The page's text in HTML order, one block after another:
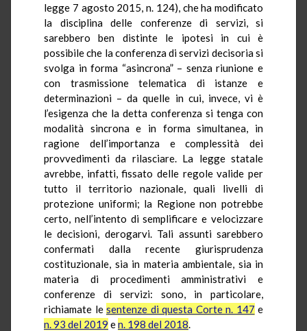
legge 7 agosto 2015, n. 124), che ha modificato
la disciplina delle conferenze di servizi, si
sarebbero ben distinte le ipotesi in cui è
possibile che la conferenza di servizi decisoria si
svolga in forma “asincrona” – senza riunione e
con trasmissione telematica di istanze e
determinazioni – da quelle in cui, invece, vi è
l’esigenza che la detta conferenza si tenga con
modalità sincrona e in forma simultanea, in
ragione dell’importanza e complessità dei
provvedimenti da rilasciare. La legge statale
avrebbe, infatti, fissato delle regole valide per
tutto il territorio nazionale, quali livelli di
protezione uniformi; la Regione non potrebbe
certo, nell’intento di semplificare e velocizzare
le decisioni, derogarvi. Tali assunti sarebbero
confermati dalla recente giurisprudenza
costituzionale, sia in materia ambientale, sia in
materia di procedimenti amministrativi e
conferenze di servizi: sono, in particolare,
richiamate le sentenze di questa Corte n. 147 e
n. 93 del 2019 en. 198 del 2018.